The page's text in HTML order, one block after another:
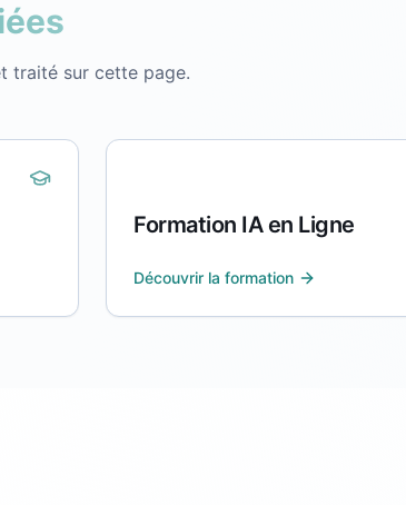
traité sur cette page.
Formation IA en Ligne
Découvrir la formation